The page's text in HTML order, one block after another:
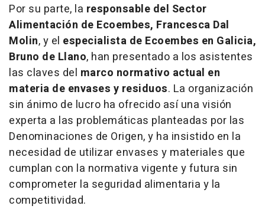
Por su parte, la responsable del Sector
Alimentación de Ecoembes, Francesca Dal
Molin, y el especialista de Ecoembes en Galicia,
Bruno de Llano, han presentado a los asistentes
las claves del marco normativo actual en
materia de envases y residuos. La organización
sin ánimo de lucro ha ofrecido así una visión
experta a las problemáticas planteadas por las
Denominaciones de Origen, y ha insistido en la
necesidad de utilizar envases y materiales que
cumplan con la normativa vigente y futura sin
comprometer la seguridad alimentaria y la
competitividad.